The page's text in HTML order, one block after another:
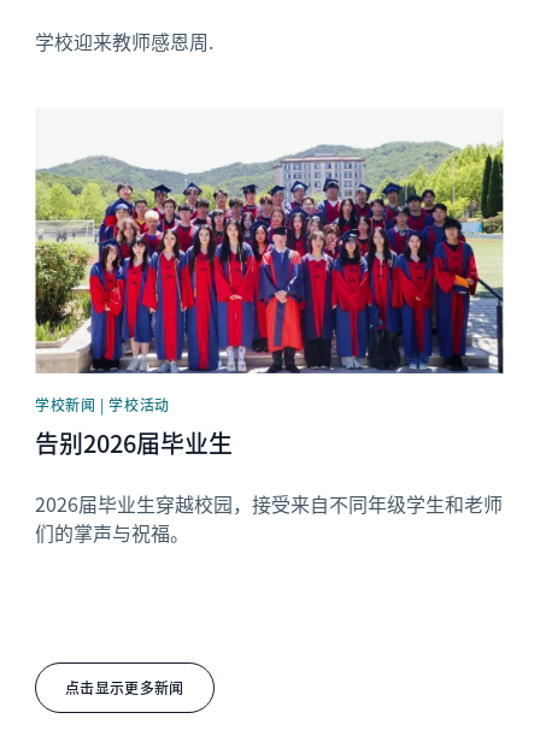
点击显示更多新闻
学校迎来教师感恩周.
学校新闻 | 学校活动
告别2026届毕业生
2026届毕业生穿越校园，接受来自不同年级学生和老师
们的掌声与祝福。